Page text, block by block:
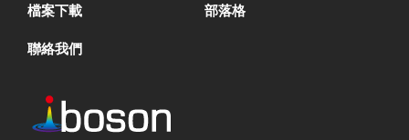
檔案下載 部落格
聯絡我們